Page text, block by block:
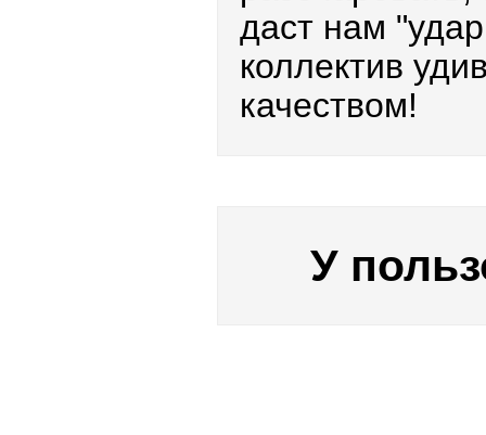
даст нам
коллектив
качеством!
У